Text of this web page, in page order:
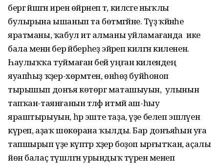
бергә йәшәгән иренә өйрәнеп тә, киләсәге ныҡлы
булырына ышанып та бөтмәгәйне. Тәүҙә ҡәйнәһе
яратманы, ҡабул итә алманы уйламағанда ике
бала менән бер әйберһеҙ эйәреп килгән киленен.
Һаулыҡҡа туймаған әбей уңған килендең
яуапһыҙ ҡәҙер-хөрмәтен, өнһөҙ буйһоноп
тырышып донъя көтөргә маташыуын, улынын
тапҡан-таянғанын тәләф итмәй аш-һыу
яраштырыуын, һәр эште таҙа, үҙе белеп эшләүен
күреп, аҙаҡ шөкөрана ҡылды. Бар донъяһын уға
тапшырып үҙе күптәр хәҙер боҙоп ырғытҡан, аҫалы
йөн балаҫ түшәлгән урындыҡ түренә менеп